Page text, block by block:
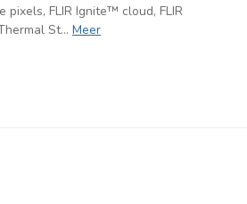
pixels, FLIR Ignite™ cloud, FLIR
St... Meer